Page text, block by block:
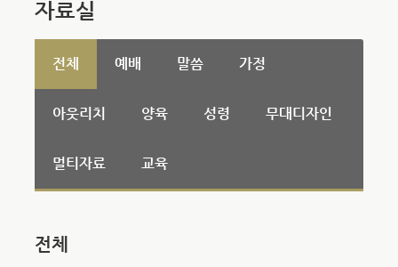
자료실
전체 예배 말씀 가정
아웃리치 양육 성령 무대디자인
멀티자료 교육
전체